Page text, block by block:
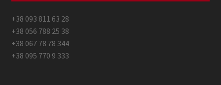
+38 093 811 63 28
+38 056 788 25 38
+38 067 78 78 344
+38 095 770 9 333